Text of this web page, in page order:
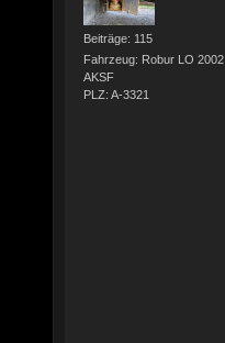
Beiträge: 115
Fahrzeug: Robur LO 2002
AKSF
PLZ: A-3321